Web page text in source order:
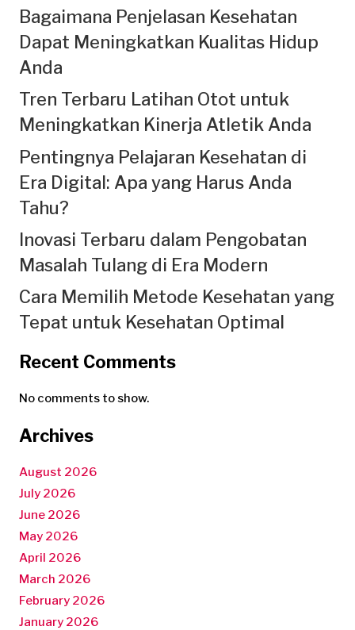
Bagaimana Penjelasan Kesehatan
Dapat Meningkatkan Kualitas Hidup
Anda
Tren Terbaru Latihan Otot untuk
Meningkatkan Kinerja Atletik Anda
Pentingnya Pelajaran Kesehatan di
Era Digital: Apa yang Harus Anda
Tahu?
Inovasi Terbaru dalam Pengobatan
Masalah Tulang di Era Modern
Cara Memilih Metode Kesehatan yang
Tepat untuk Kesehatan Optimal
Recent Comments
No comments to show.
Archives
August 2026
July 2026
June 2026
May 2026
April 2026
March 2026
February 2026
January 2026